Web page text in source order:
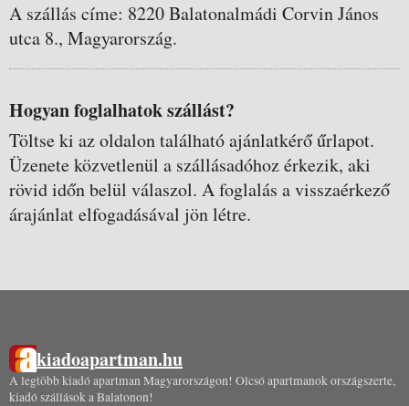
A szállás címe: 8220 Balatonalmádi Corvin János
utca 8., Magyarország.
Hogyan foglalhatok szállást?
Töltse ki az oldalon található ajánlatkérő űrlapot.
Üzenete közvetlenül a szállásadóhoz érkezik, aki
rövid időn belül válaszol. A foglalás a visszaérkező
árajánlat elfogadásával jön létre.
kiadoapartman.hu
A legtöbb kiadó apartman Magyarországon! Olcsó apartmanok országszerte,
kiadó szállások a Balatonon!